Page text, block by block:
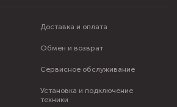
Доставка и оплата
Обмен и возврат
Сервисное обслуживание
Установка и подключение
техники